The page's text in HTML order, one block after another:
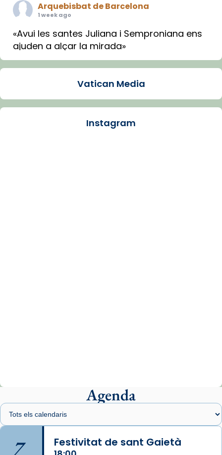
Arquebisbat de Barcelona
1 week ago
«Avui les santes Juliana i Semproniana ens
ajuden a alçar la mirada»
Mons. Sergi Gordo, bisbe de Tortosa, ha
Santes de Mataró.
🔗tinyurl.com/cvu5jmbk
Arquebisbat de Barcelona
1 week ago
Memòria de les santes Juliana i
Semproniana, verges i màrtirs.
Vatican Media
Instagram
Agenda
7 Festivitat de sant Gaietà